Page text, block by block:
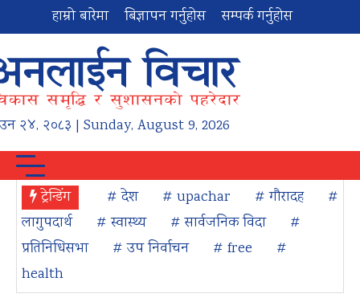
हाम्रो बारेमा बिज्ञापन गर्नुहोस सम्पर्क गर्नुहोस
२४, २०८३ | Sunday, August 9, 2026
ट्रेन्डिंग # देश # upachar # गौरादह
#
लागुपदार्थ
# स्वास्थ्य # सार्वजनिक विदा
#
प्रतिनिधिसभा
# उप निर्वाचन # free
#
health